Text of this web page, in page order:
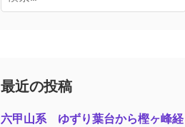
索:
最近の投稿
六甲山系 ゆずり葉台から樫ヶ峰経